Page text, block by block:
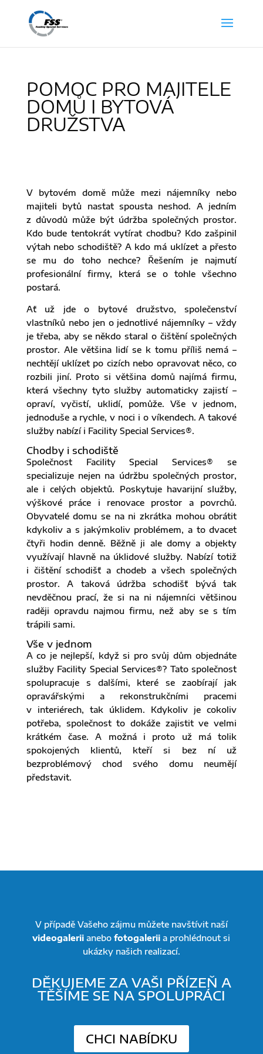
POMOC PRO MAJITELE
DOMŮ I BYTOVÁ
DRUŽSTVA
V bytovém domě může mezi nájemníky nebo
majiteli bytů nastat spousta neshod. A jedním
z důvodů může být údržba společných prostor.
Kdo bude tentokrát vytírat chodbu? Kdo zašpinil
výtah nebo schodiště? A kdo má uklízet a přesto
se mu do toho nechce? Řešením je najmutí
profesionální firmy, která se o tohle všechno
postará.
Ať už jde o bytové družstvo, společenství
vlastníků nebo jen o jednotlivé nájemníky – vždy
je třeba, aby se někdo staral o čištění společných
prostor. Ale většina lidí se k tomu příliš nemá –
nechtějí uklízet po cizích nebo opravovat něco, co
rozbili jiní. Proto si většina domů najímá firmu,
která všechny tyto služby automaticky zajistí –
opraví, vyčistí, uklidí, pomůže. Vše v jednom,
jednoduše a rychle, v noci i o víkendech. A takové
služby nabízí i Facility Special Services®.
Chodby i schodiště
Společnost Facility Special Services® se
specializuje nejen na údržbu společných prostor,
ale i celých objektů. Poskytuje havarijní služby,
výškové práce i renovace prostor a povrchů.
Obyvatelé domu se na ni zkrátka mohou obrátit
kdykoliv a s jakýmkoliv problémem, a to dvacet
čtyři hodin denně. Běžně ji ale domy a objekty
využívají hlavně na úklidové služby. Nabízí totiž
i čištění schodišť a chodeb a všech společných
prostor. A taková údržba schodišť bývá tak
nevděčnou prací, že si na ni nájemníci většinou
raději opravdu najmou firmu, než aby se s tím
trápili sami.
Vše v jednom
A co je nejlepší, když si pro svůj dům objednáte
služby Facility Special Services®? Tato společnost
spolupracuje s dalšími, které se zaobírají jak
opravářskými a rekonstrukčními pracemi
v interiérech, tak úklidem. Kdykoliv je cokoliv
potřeba, společnost to dokáže zajistit ve velmi
krátkém čase. A možná i proto už má tolik
spokojených klientů, kteří si bez ní už
bezproblémový chod svého domu neumějí
představit.
V případě Vašeho zájmu můžete navštívit naší
videogalerii anebofotogalerii a prohlédnout si
ukázky našich realizací.
DĚKUJEME ZA VAŠI PŘÍZEŇ A
TĚŠÍME SE NA SPOLUPRÁCI
CHCI NABÍDKU